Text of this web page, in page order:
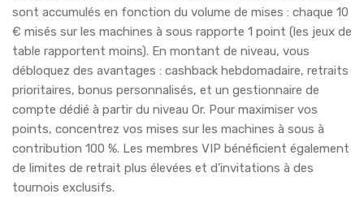
sont accumulés en fonction du volume de mises : chaque 10
€ misés sur les machines à sous rapporte 1 point (les jeux de
table rapportent moins). En montant de niveau, vous
débloquez des avantages : cashback hebdomadaire, retraits
prioritaires, bonus personnalisés, et un gestionnaire de
compte dédié à partir du niveau Or. Pour maximiser vos
points, concentrez vos mises sur les machines à sous à
contribution 100 %. Les membres VIP bénéficient également
de limites de retrait plus élevées et d’invitations à des
tournois exclusifs.